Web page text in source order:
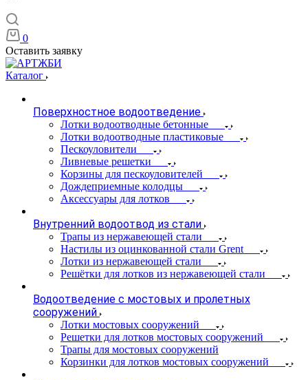
0
Оставить заявку
Каталог
Поверхностное водоотведение
Лотки водоотводные бетонные
Лотки водоотводные пластиковые
Пескоуловители
Ливневые решетки
Корзины для пескоуловителей
Дождеприемные колодцы
Аксессуары для лотков
Внутренний водоотвод из стали
Трапы из нержавеющей стали
Настилы из оцинкованной стали Grent
Лотки из нержавеющей стали
Решётки для лотков из нержавеющей стали
Водоотведение с мостовых и пролетных
сооружений
Лотки мостовых сооружений
Решетки для лотков мостовых сооружений
Трапы для мостовых сооружений
Корзинки для лотков мостовых сооружений